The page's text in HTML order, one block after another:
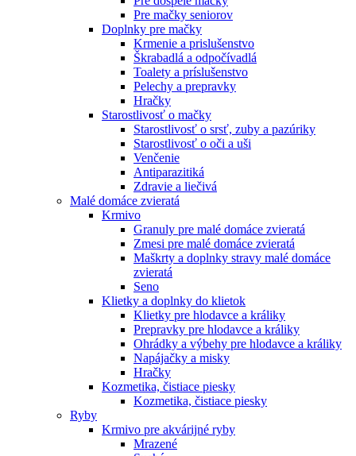
Pre mačky seniorov
Doplnky pre mačky
Krmenie a prislušenstvo
Škrabadlá a odpočívadlá
Toalety а príslušenstvo
Pelechy a prepravky
Hračky
Starostlivosť o mačky
Starostlivosť o srsť, zuby a pazúriky
Starostlivosť o oči a uši
Venčenie
Antiparazitiká
Zdravie a liečivá
Malé domáce zvieratá
Krmivo
Granuly pre malé domáce zvieratá
Zmesi pre malé domáce zvieratá
Maškrty a doplnky stravy malé domáce
zvieratá
Seno
Klietky a doplnky do klietok
Klietky pre hlodavce a králiky
Prepravky pre hlodavce a králiky
Ohrádky a výbehy pre hlodavce a králiky
Napájačky a misky
Hračky
Kozmetika, čistiace piesky
Kozmetika, čistiace piesky
Ryby
Krmivo pre akvárijné ryby
Mrazené